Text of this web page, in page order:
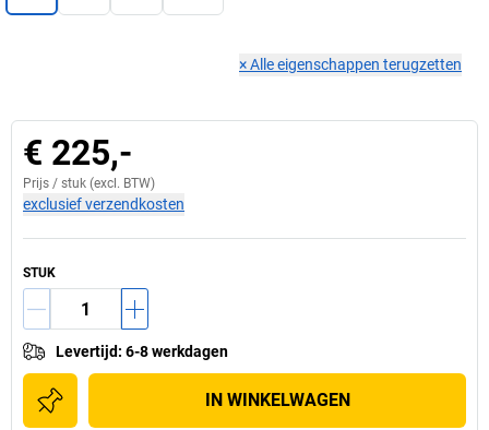
×Alle eigenschappen terugzetten
€ 225,-
Prijs / stuk (excl. BTW)
exclusief verzendkosten
STUK
Levertijd: 6-8 werkdagen
IN WINKELWAGEN